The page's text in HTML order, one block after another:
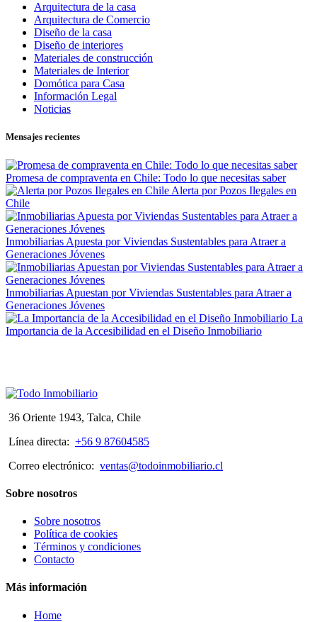
Arquitectura de la casa
Arquitectura de Comercio
Diseño de la casa
Diseño de interiores
Materiales de construcción
Materiales de Interior
Domótica para Casa
Información Legal
Noticias
Mensajes recientes
Promesa de compraventa en Chile: Todo lo que necesitas saber
Alerta por Pozos Ilegales en
Chile
Inmobiliarias Apuesta por Viviendas Sustentables para Atraer a
Generaciones Jóvenes
Inmobiliarias Apuestan por Viviendas Sustentables para Atraer a
Generaciones Jóvenes
La
Importancia de la Accesibilidad en el Diseño Inmobiliario
36 Oriente 1943, Talca, Chile
Línea directa: +56 9 87604585
Correo electrónico: ventas@todoinmobiliario.cl
Sobre nosotros
Sobre nosotros
Política de cookies
Términos y condiciones
Contacto
Más información
Home